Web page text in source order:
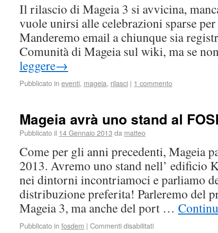
Il rilascio di Mageia 3 si avvicina,
vuole unirsi alle celebrazioni sparse
Manderemo email a chiunque sia
Comunità di Mageia sul wiki, ma se
leggere→
Pubblicato in eventi, mageia, rilasci | 1 commento
Mageia avrà uno stand al
Pubblicato il 14 Gennaio 2013 da matteo
Come per gli anni precedenti, Mageia
2013. Avremo uno stand nell’ edificio
nei dintorni incontriamoci e parliamo
distribuzione preferita! Parleremo del
Mageia 3, ma anche del port …
Pubblicato in fosdem | Commenti disabilitati